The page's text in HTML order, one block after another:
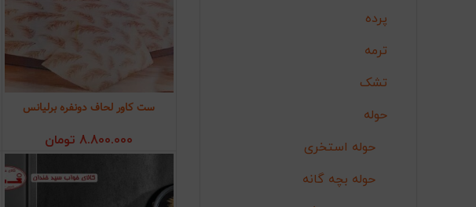
پرده
ترمه
تشک
حوله
حوله استخری
حوله بچه گانه
افزودن به سبد خرید
ست کاور لحاف دونفره برلیانس
8.800.000 تومان